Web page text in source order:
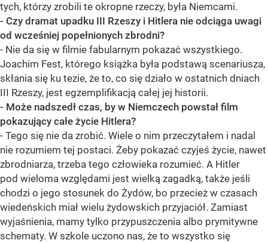
tych, którzy zrobili te okropne rzeczy, była Niemcami.
- Czy dramat upadku III Rzeszy i Hitlera nie odciąga uwagi
od wcześniej popełnionych zbrodni?
- Nie da się w filmie fabularnym pokazać wszystkiego.
Joachim Fest, którego książka była podstawą scenariusza,
skłania się ku tezie, że to, co się działo w ostatnich dniach
III Rzeszy, jest egzemplifikacją całej jej historii.
- Może nadszedł czas, by w Niemczech powstał film
pokazujący całe życie Hitlera?
- Tego się nie da zrobić. Wiele o nim przeczytałem i nadal
nie rozumiem tej postaci. Żeby pokazać czyjeś życie, nawet
zbrodniarza, trzeba tego człowieka rozumieć. A Hitler
pod wieloma względami jest wielką zagadką, także jeśli
chodzi o jego stosunek do Żydów, bo przecież w czasach
wiedeńskich miał wielu żydowskich przyjaciół. Zamiast
wyjaśnienia, mamy tylko przypuszczenia albo prymitywne
schematy. W szkole uczono nas, że to wszystko się